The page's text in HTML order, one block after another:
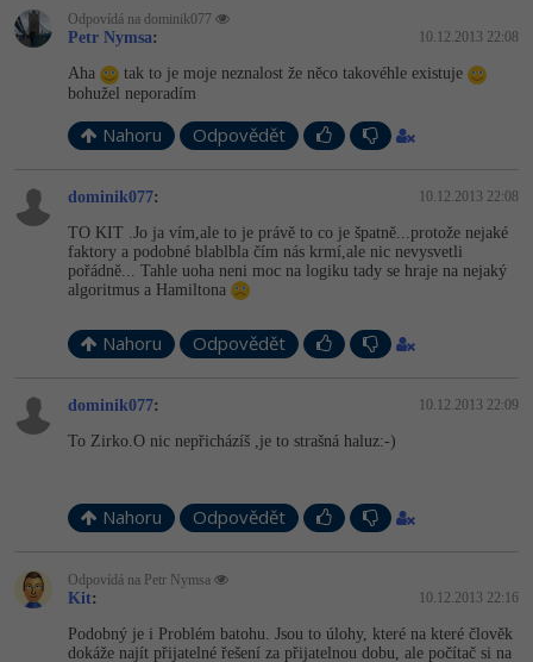
Odpovídá na dominik077
Petr Nymsa: 10.12.2013 22:08
Aha
tak to je moje neznalost že něco takovéhle existuje
bohužel neporadím
Nahoru Odpovědět
dominik077: 10.12.2013 22:08
TO KIT .Jo ja vím,ale to je právě to co je špatně...protože nejaké
faktory a podobné blablbla čím nás krmí,ale nic nevysvetli
pořádně... Tahle uoha neni moc na logiku tady se hraje na nejaký
algoritmus a Hamiltona
Nahoru Odpovědět
dominik077: 10.12.2013 22:09
To Zirko.O nic nepřicházíš ,je to strašná haluz:-)
Nahoru Odpovědět
Odpovídá na Petr Nymsa
Kit: 10.12.2013 22:16
Podobný je i Problém batohu. Jsou to úlohy, které na které člověk
dokáže najít přijatelné řešení za přijatelnou dobu, ale počítač si na